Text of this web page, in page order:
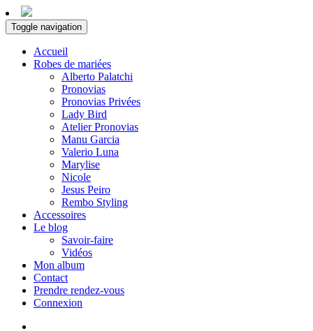
Toggle navigation
Accueil
Robes de mariées
Alberto Palatchi
Pronovias
Pronovias Privées
Lady Bird
Atelier Pronovias
Manu Garcia
Valerio Luna
Marylise
Nicole
Jesus Peiro
Rembo Styling
Accessoires
Le blog
Savoir-faire
Vidéos
Mon album
Contact
Prendre rendez-vous
Connexion